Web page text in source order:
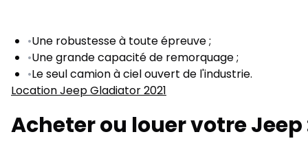
•Une robustesse à toute épreuve ;
•Une grande capacité de remorquage ;
•Le seul camion à ciel ouvert de l'industrie.
Location Jeep Gladiator 2021
Acheter ou louer votre